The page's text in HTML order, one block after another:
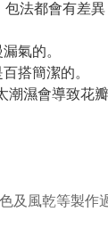
法都會有差
氣的。
搭簡潔的。
濕會導致花瓣
及風乾等製作